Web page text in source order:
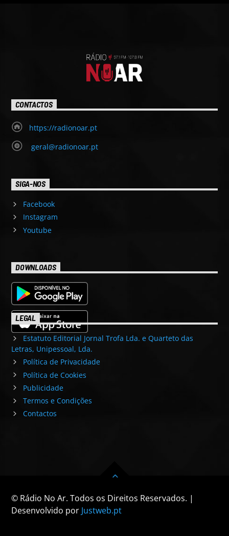
CONTACTOS
https://radionoar.pt
geral@radionoar.pt
SIGA-NOS
Facebook
Instagram
Youtube
DOWNLOADS
LEGAL
Estatuto Editorial Jornal Trofa Lda. e Quarteto das
Letras, Unipessoal, Lda.
Política de Privacidade
Política de Cookies
Publicidade
Termos e Condições
Contactos
© Rádio No Ar. Todos os Direitos Reservados. |
Desenvolvido por Justweb.pt